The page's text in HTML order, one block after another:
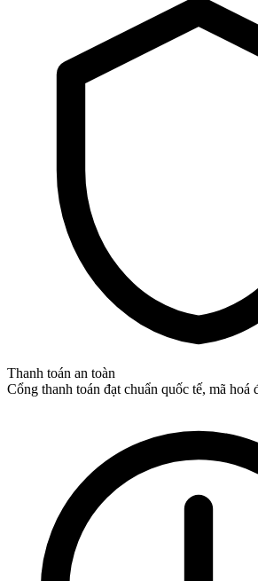
Thanh toán an toàn
Cổng thanh toán đạt chuẩn quốc tế, mã hoá